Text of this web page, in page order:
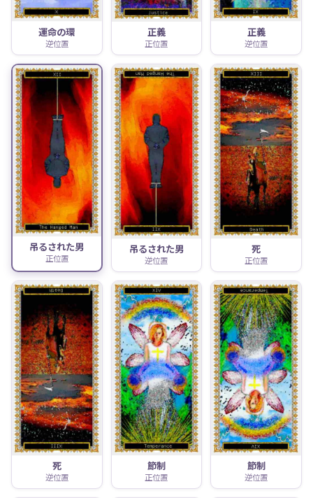
運命の環
逆位置
正義
正位置
正義
逆位置
吊るされた男
正位置
吊るされた男
逆位置
死
正位置
死
逆位置
節制
正位置
節制
逆位置